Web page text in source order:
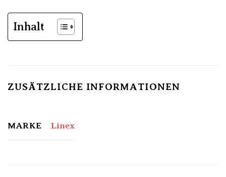
Inhalt
ZUSÄTZLICHE INFORMATIONEN
MARKE Linex